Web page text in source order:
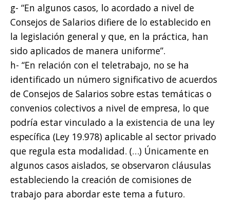
g- “En algunos casos, lo acordado a nivel de
Consejos de Salarios difiere de lo establecido en
la legislación general y que, en la práctica, han
sido aplicados de manera uniforme”.
h- “En relación con el teletrabajo, no se ha
identificado un número significativo de acuerdos
de Consejos de Salarios sobre estas temáticas o
convenios colectivos a nivel de empresa, lo que
podría estar vinculado a la existencia de una ley
específica (Ley 19.978) aplicable al sector privado
que regula esta modalidad. (…) Únicamente en
algunos casos aislados, se observaron cláusulas
estableciendo la creación de comisiones de
trabajo para abordar este tema a futuro.